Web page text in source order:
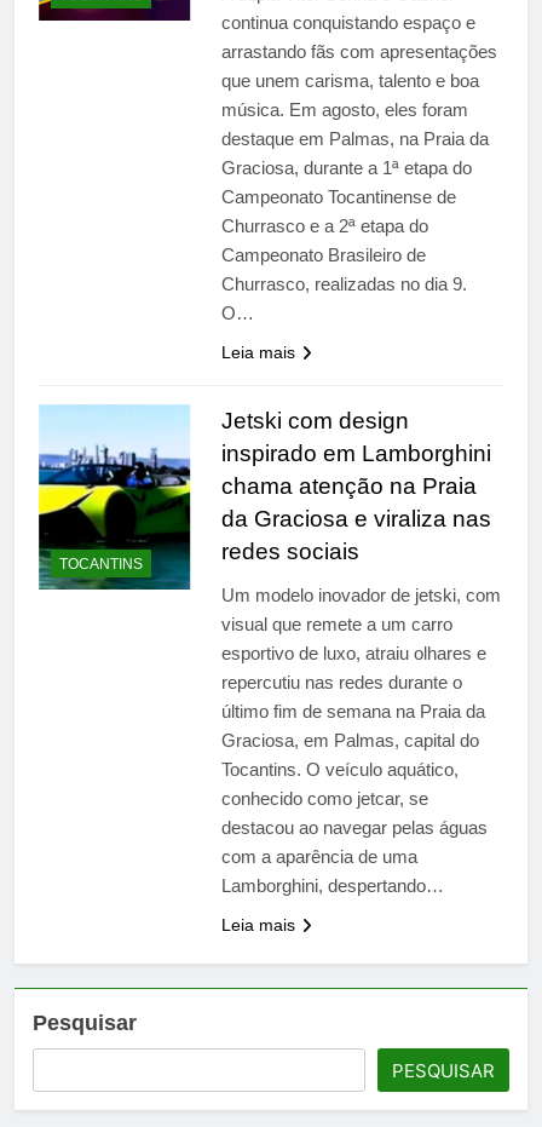
primária em relatório do
Departamento de Estado
4 Dias Ago
Streaming em julho: os
10 filmes mais
comentados do mês
4 Dias Ago
continua conquistando espaço e
arrastando fãs com apresentações
que unem carisma, talento e boa
música. Em agosto, eles foram
destaque em Palmas, na Praia da
Graciosa, durante a 1ª etapa do
Campeonato Tocantinense de
Churrasco e a 2ª etapa do
Campeonato Brasileiro de
Churrasco, realizadas no dia 9.
O…
Leia mais
TOCANTINS
Jetski com design
inspirado em Lamborghini
chama atenção na Praia
da Graciosa e viraliza nas
redes sociais
Um modelo inovador de jetski, com
visual que remete a um carro
esportivo de luxo, atraiu olhares e
repercutiu nas redes durante o
último fim de semana na Praia da
Graciosa, em Palmas, capital do
Tocantins. O veículo aquático,
conhecido como jetcar, se
destacou ao navegar pelas águas
com a aparência de uma
Lamborghini, despertando…
Leia mais
Pesquisar
PESQUISAR